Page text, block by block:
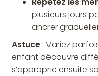
plusieurs jours
ancrer
Astuce : Variez
enfant découvre
s’approprie ensuite